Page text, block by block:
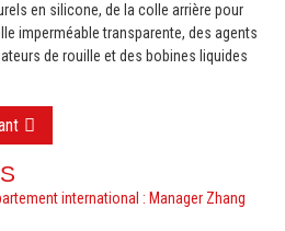
en silicone, de la colle arrière pour
imperméable transparente, des agents
de rouille et des bobines liquides
international : Manager Zhang